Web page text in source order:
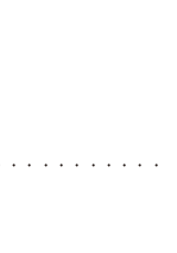
・・・・・・・・・